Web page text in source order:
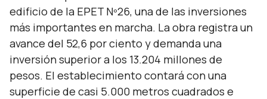
edificio de la EPET Nº26, una de las inversiones
más importantes en marcha. La obra registra un
avance del 52,6 por ciento y demanda una
inversión superior a los 13.204 millones de
pesos. El establecimiento contará con una
superficie de casi 5.000 metros cuadrados e